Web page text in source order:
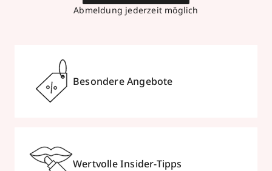
Abmeldung jederzeit möglich
Besondere Angebote
Wertvolle Insider-Tipps